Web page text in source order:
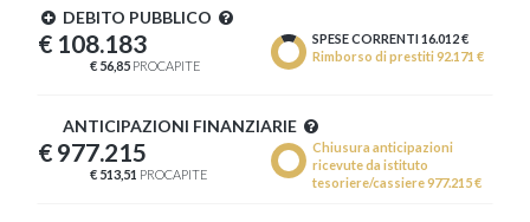
DEBITO PUBBLICO
€ 108.183
€ 56,85 PROCAPITE
SPESE CORRENTI 16.012 €
Rimborso di prestiti 92.171 €
ANTICIPAZIONI FINANZIARIE
€ 977.215
€ 513,51 PROCAPITE
Chiusura anticipazioni
ricevute da istituto
tesoriere/cassiere 977.215 €